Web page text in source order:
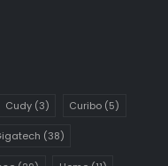
Cudy(3) Curibo (5)
(38)